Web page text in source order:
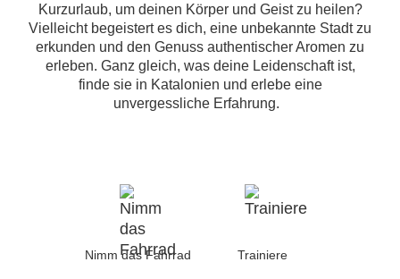
Kurzurlaub, um deinen Körper und Geist zu heilen?
Vielleicht begeistert es dich, eine unbekannte Stadt zu
erkunden und den Genuss authentischer Aromen zu
erleben. Ganz gleich, was deine Leidenschaft ist,
finde sie in Katalonien und erlebe eine
unvergessliche Erfahrung.
Nimm das Fahrrad Trainiere